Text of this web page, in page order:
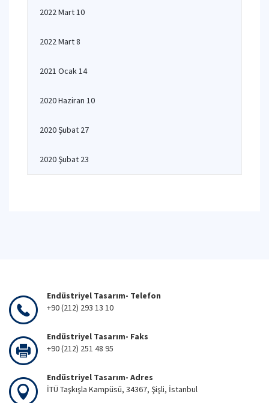
2022 Mart 10
2022 Mart 8
2021 Ocak 14
2020 Haziran 10
2020 Şubat 27
2020 Şubat 23
Endüstriyel Tasarım- Telefon
+90 (212) 293 13 10
Endüstriyel Tasarım- Faks
+90 (212) 251 48 95
Endüstriyel Tasarım- Adres
İTÜ Taşkışla Kampüsü, 34367, Şişli, İstanbul